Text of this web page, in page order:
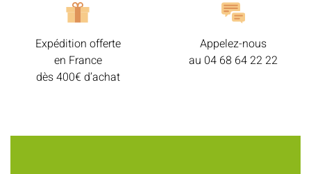
Expédition offerte
en France
dès 400€ d’achat
Appelez-nous
au 04 68 64 22 22